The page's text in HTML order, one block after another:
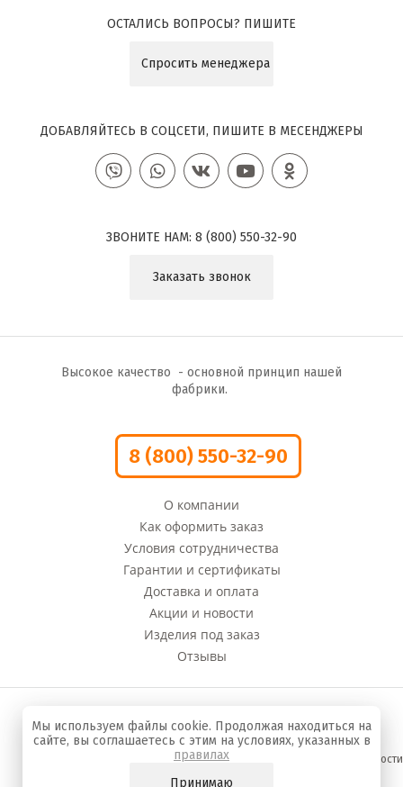
ОСТАЛИСЬ ВОПРОСЫ? ПИШИТЕ
Спросить менеджера
ДОБАВЛЯЙТЕСЬ В СОЦСЕТИ, ПИШИТЕ В МЕСЕНДЖЕРЫ
ЗВОНИТЕ НАМ: 8 (800) 550-32-90
Заказать звонок
Высокое качество - основной принцип нашей
фабрики.
8 (800) 550-32-90
О компании
Как оформить заказ
Условия сотрудничества
Гарантии и сертификаты
Доставка и оплата
Акции и новости
Изделия под заказ
Отзывы
сумок и кожгалантереи
Политика конфиденциальности
Мы используем файлы cookie. Продолжая находиться на
сайте, вы соглашаетесь с этим на условиях, указанных в
правилах
Принимаю